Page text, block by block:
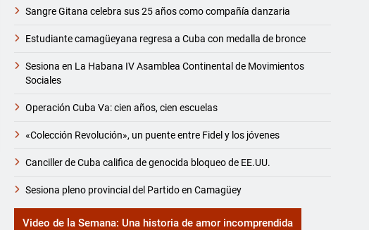
Sangre Gitana celebra sus 25 años como compañía danzaria
Estudiante camagüeyana regresa a Cuba con medalla de bronce
Sesiona en La Habana IV Asamblea Continental de Movimientos
Sociales
Operación Cuba Va: cien años, cien escuelas
«Colección Revolución», un puente entre Fidel y los jóvenes
Canciller de Cuba califica de genocida bloqueo de EE.UU.
Sesiona pleno provincial del Partido en Camagüey
Video de la Semana: Una historia de amor incomprendida